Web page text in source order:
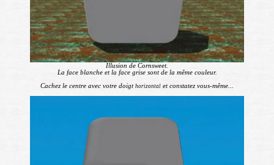
Illusion de Cornsweet.
La face blanche et la face grise sont de la même couleur.
Cachez le centre avec votre doigt horizontal et constatez vous-même...